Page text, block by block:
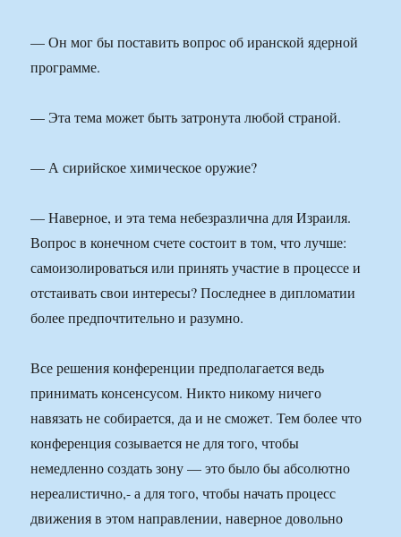
— Он мог бы поставить вопрос об иранской ядерной
программе.
— Эта тема может быть затронута любой страной.
— А сирийское химическое оружие?
— Наверное, и эта тема небезразлична для Израиля.
Вопрос в конечном счете состоит в том, что лучше:
самоизолироваться или принять участие в процессе и
отстаивать свои интересы? Последнее в дипломатии
более предпочтительно и разумно.
Все решения конференции предполагается ведь
принимать консенсусом. Никто никому ничего
навязать не собирается, да и не сможет. Тем более что
конференция созывается не для того, чтобы
немедленно создать зону — это было бы абсолютно
нереалистично,- а для того, чтобы начать процесс
движения в этом направлении, наверное довольно